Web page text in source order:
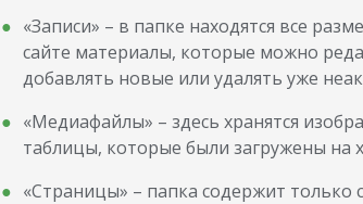
«Записи» – в папке находятся все
сайте материалы, которые можно
добавлять новые или удалять уже
«Медиафайлы» – здесь хранятся
таблицы, которые были загружены на
«Страницы» – папка содержит только